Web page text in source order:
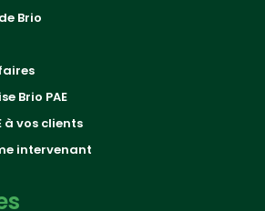
Brio
Brio PAE
à vos clients
intervenant